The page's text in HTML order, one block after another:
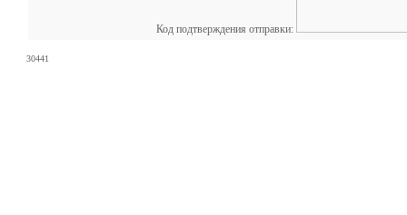
Код подтверждения отправки:
30441